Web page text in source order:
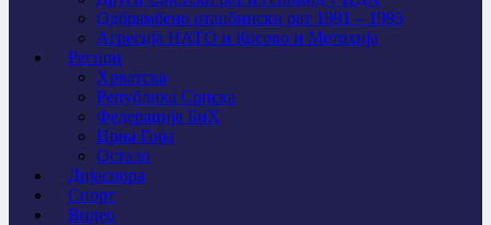
Одбрамбено отаџбински рат 1991 – 1995
Агресија НАТО и Косово и Метохија
Регион
Хрватска
Република Српска
Федерација БиХ
Црна Гора
Остало
Дијаспора
Спорт
Видео